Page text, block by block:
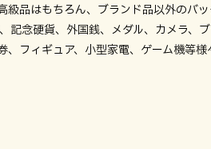
品はもちろん、ブランド品以外のバ
記念硬貨、外国銭、メダル、カメラ、
フィギュア、小型家電、ゲーム機等様